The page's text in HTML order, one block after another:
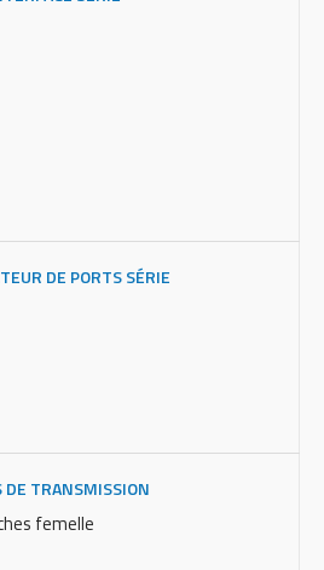
DE PORTS SÉRIE
DE TRANSMISSION
femelle